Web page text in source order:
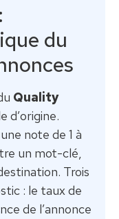
du
Quality
d’origine.
note de 1 à
un mot-clé,
Trois
: le taux de
de l’annonce